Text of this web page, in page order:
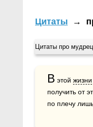
Цитаты →
Цитаты про
В этой жизни
получить от
по плечу